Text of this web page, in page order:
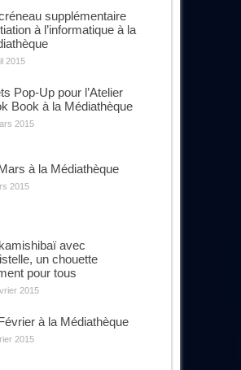
supplémentaire
à l’informatique à la
2015
Pop-Up pour l’Atelier
Book à la Médiathèque
2015
à la Médiathèque
2015
avec
un chouette
pour tous
2015
à la Médiathèque
2015